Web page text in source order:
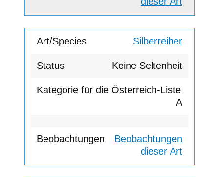
Silberreiher
Keine Seltenheit
A
Beobachtungen
dieser Art